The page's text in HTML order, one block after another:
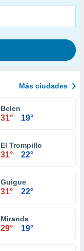
Más ciudades
Belen
31° 19°
El Trompillo
31° 22°
Guigue
31° 22°
Miranda
29° 19°